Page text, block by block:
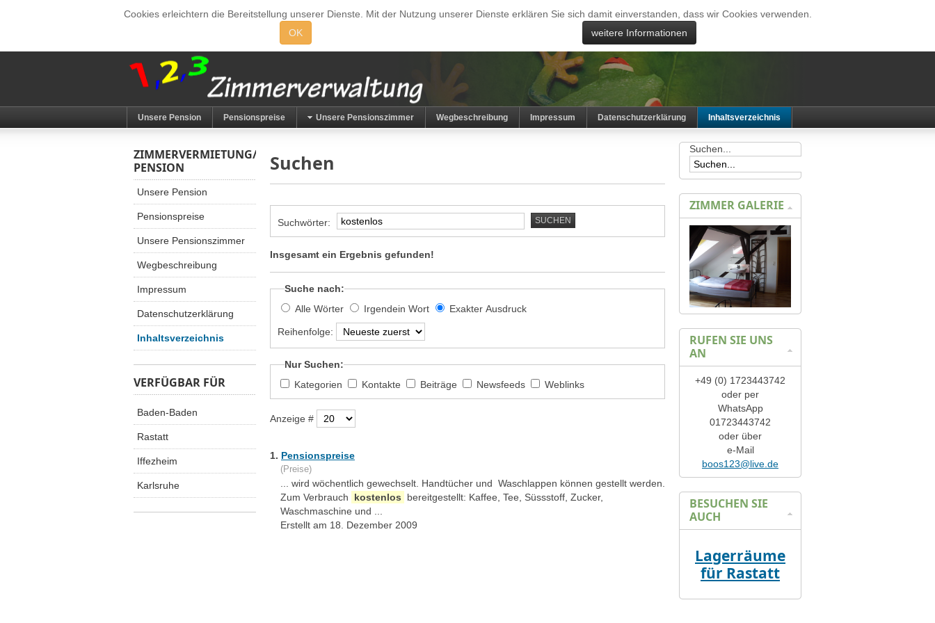
Cookies erleichtern die Bereitstellung unserer Dienste. Mit der Nutzung unserer Dienste erklären Sie sich damit einverstanden, dass wir Cookies verwenden.
OK
weitere Informationen
Unsere Pension Pensionspreise Unsere Pensionszimmer Wegbeschreibung Impressum Datenschutzerklärung Inhaltsverzeichnis
Suchen
Suchwörter: SUCHEN
Insgesamt ein Ergebnis gefunden!
Suche nach:
Alle Wörter
Irgendein Wort Exakter Ausdruck
Reihenfolge:
Nur Suchen:
Kategorien
Kontakte Beiträge Newsfeeds Weblinks
Anzeige #
1. Pensionspreise
(Preise)
... wird wöchentlich gewechselt. Handtücher und Waschlappen können gestellt werden.
Zum Verbrauch
kostenlos
bereitgestellt: Kaffee, Tee, Süssstoff, Zucker,
Waschmaschine und ...
Erstellt am 18. Dezember 2009
ZIMMERVERMIETUNG/
PENSION
Unsere Pension
Pensionspreise
Unsere Pensionszimmer
Wegbeschreibung
Impressum
Datenschutzerklärung
Inhaltsverzeichnis
VERFÜGBAR FÜR
Baden-Baden
Rastatt
Iffezheim
Karlsruhe
Suchen...
ZIMMER GALERIE
RUFEN SIE UNS
AN
+49 (0) 1723443742
oder per
WhatsApp
01723443742
oder über
e-Mail
boos123@live.de
BESUCHEN SIE
AUCH
Lagerräume
für Rastatt